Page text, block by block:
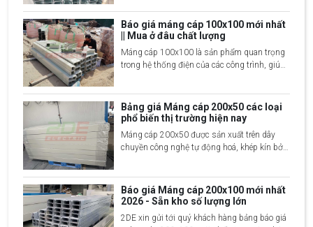
xem chi tiết
Báo giá máng cáp 100x100 mới nhất
|| Mua ở đâu chất lượng
Máng cáp 100x100 là sản phẩm quan trọng
trong hệ thống điện của các công trình, giúp
100x100 mm, máng cáp này thường được
sử dụng cho các hệ thống dây dẫn lớn, đảm
tác động môi trường bên ngoài.
Bảng giá Máng cáp 200x50 các loại
phổ biến thị trường hiện nay
Máng cáp 200x50 được sản xuất trên dây
chuyền công nghệ tự động hoá, khép kín bởi
tới các đặc điểm riêng biệt. Để giúp mọi
người nắm bắt rõ hơn về loại máng cáp này
mang tới nội dung dưới đây.
Báo giá Máng cáp 200x100 mới nhất
2026 - Sẵn kho số lượng lớn
2DE xin gửi tới quý khách hàng bảng báo giá